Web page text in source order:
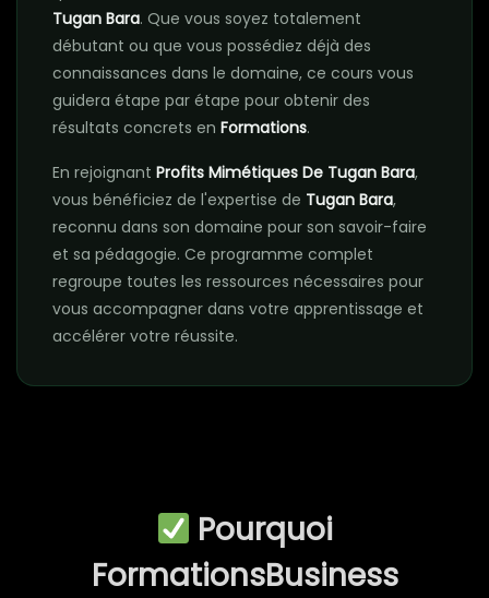
Tugan Bara. Que vous soyez totalement
débutant ou que vous possédiez déjà des
connaissances dans le domaine, ce cours vous
guidera étape par étape pour obtenir des
résultats concrets en Formations.
En rejoignant Profits Mimétiques De Tugan Bara,
vous bénéficiez de l'expertise de Tugan Bara,
reconnu dans son domaine pour son savoir-faire
et sa pédagogie. Ce programme complet
regroupe toutes les ressources nécessaires pour
vous accompagner dans votre apprentissage et
accélérer votre réussite.
Pourquoi
FormationsBusiness